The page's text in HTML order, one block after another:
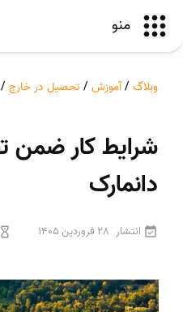
منو
وبلاگ /آموزش / تحصیل در خارج /
شرایط کار ضمن
دانمارک
انتشار 28 فروردین 1405